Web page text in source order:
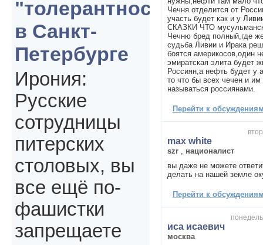
Чечня отделится от
участь будет как и у
СКАЗКИ ЧТО
Чечню бред полный,где
судьба Ливии и Ирака
боятся америкосов,один
эмиратская элита будет
Россиян,а нефть будет у
то что бы всех чечен и
называться россиянами.
Перейти к
max white
szr
националист
вы даже не можете
делать на нашей земле
Перейти к
иса исаевич
москва
"толерантности"
в Санкт-
Петербурге
Ирония:
Русские
сотрудницы
питерских
столовых, вы
все ещё по-
фашистки
запрещаете